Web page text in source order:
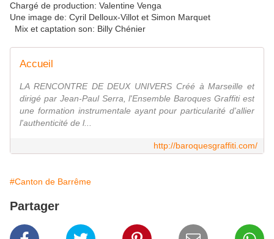
Chargé de production: Valentine Venga
Une image de: Cyril Delloux-Villot et Simon Marquet
Mix et captation son: Billy Chénier
Accueil
LA RENCONTRE DE DEUX UNIVERS Créé à Marseille et
dirigé par Jean-Paul Serra, l'Ensemble Baroques Graffiti est
une formation instrumentale ayant pour particularité d'allier
l'authenticité de l...
http://baroquesgraffiti.com/
#Canton de Barrême
Partager